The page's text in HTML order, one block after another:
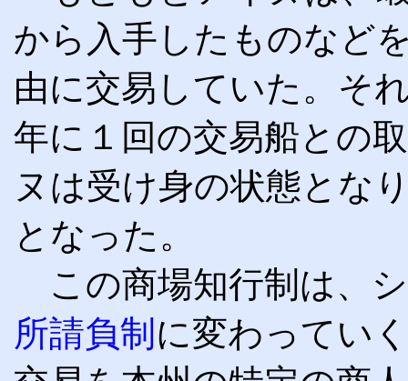
から入手したものなど
由に交易していた。そ
年に１回の交易船との
ヌは受け身の状態とな
となった。
この商場知行制は、
所請負制 に変わってい